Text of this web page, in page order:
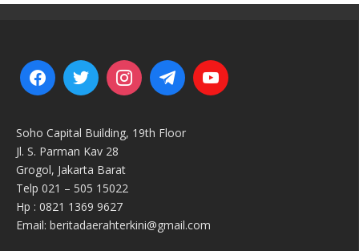
Soho Capital Building, 19th Floor
Jl. S. Parman Kav 28
Grogol, Jakarta Barat
Telp 021 – 505 15022
Hp : 0821 1369 9627
Email: beritadaerahterkini@gmail.com